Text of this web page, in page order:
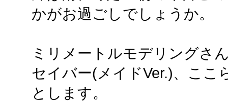
かがお過ごしでしょうか。
ミリメートルモデリングさ
セイバー(メイドVer.)、ここ
とします。